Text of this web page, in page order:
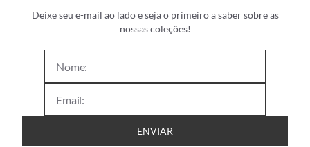
Deixe seu e-mail ao lado e seja o primeiro a saber sobre as
nossas coleções!
ENVIAR